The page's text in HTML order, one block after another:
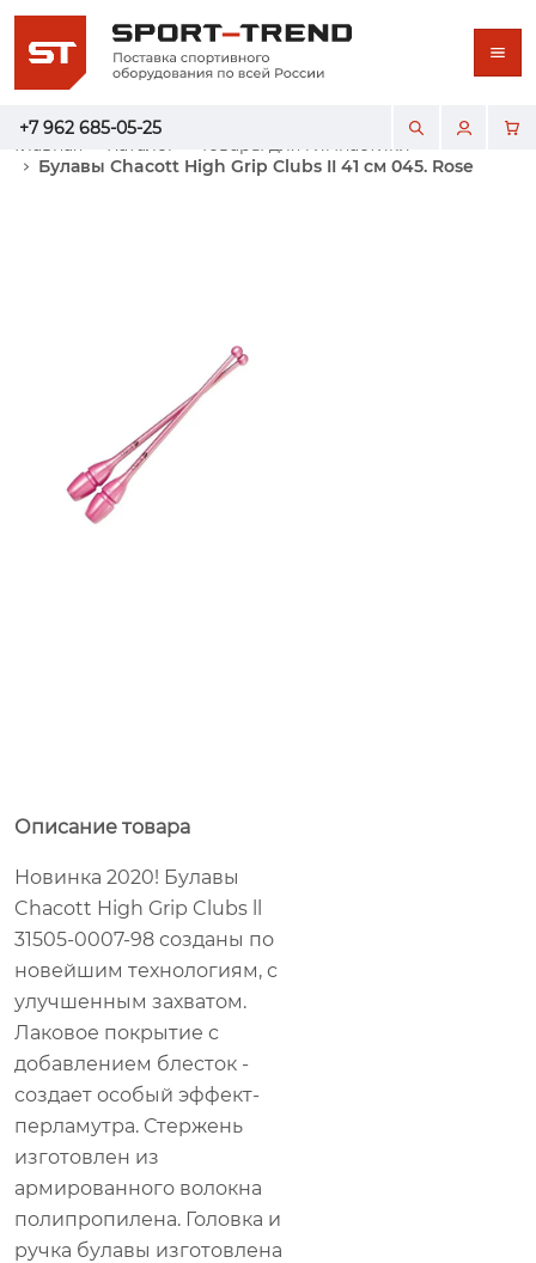
+7 962 685-05-25
Главная Каталог
Товары для гимнастики
Булавы Chacott High Grip Clubs II 41 см 045. Rosе
Описание товара
Новинка 2020! Булавы
Chacott High Grip Clubs ll
31505-0007-98 созданы по
новейшим технологиям, с
улучшенным захватом.
Лаковое покрытие с
добавлением блесток -
создает особый эффект-
перламутра. Стержень
изготовлен из
армированного волокна
полипропилена. Головка и
ручка булавы изготовлена